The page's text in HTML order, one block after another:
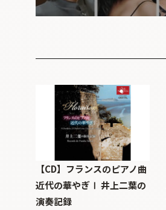
【CD】フランスのピアノ曲
近代の華やぎⅠ 井上二葉の
演奏記録